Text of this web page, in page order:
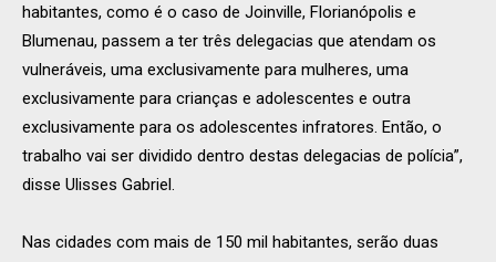
habitantes, como é o caso de Joinville, Florianópolis e
Blumenau, passem a ter três delegacias que atendam os
vulneráveis, uma exclusivamente para mulheres, uma
exclusivamente para crianças e adolescentes e outra
exclusivamente para os adolescentes infratores. Então, o
trabalho vai ser dividido dentro destas delegacias de polícia”,
disse Ulisses Gabriel.
Nas cidades com mais de 150 mil habitantes, serão duas